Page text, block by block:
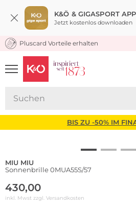
K&Ö & GIGASPORT APP
Jetzt kostenlos downloaden
KOSTENLOSER VERSAND* &
Pluscard Vorteile erhalten
UNSERE APP
CLICK &
BIS ZU -50% IM
MIU MIU
Sonnenbrille 0MUA55S/57
430,00
inkl. Mwst zzgl. Versandkosten